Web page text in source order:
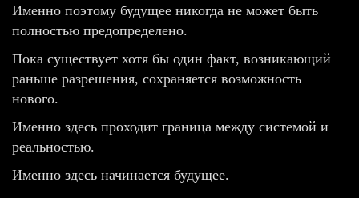
Именно поэтому будущее никогда не может быть
полностью предопределено.
Пока существует хотя бы один факт, возникающий
раньше разрешения, сохраняется возможность
нового.
Именно здесь проходит граница между системой и
реальностью.
Именно здесь начинается будущее.